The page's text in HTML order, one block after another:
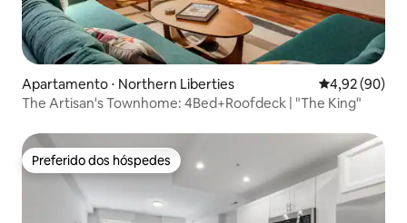
Apartamento ⋅ Northern Liberties 4,92 de uma
4,92 (90)
The Artisan's Townhome: 4Bed+Roofdeck | "The King"
Preferido dos hóspedes
Preferido dos hóspedes